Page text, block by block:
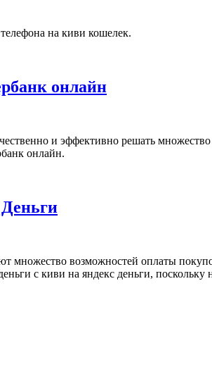
на киви кошелек.
онлайн
и эффективно решать
онлайн.
множество возможностей оплаты
с киви на яндекс деньги,